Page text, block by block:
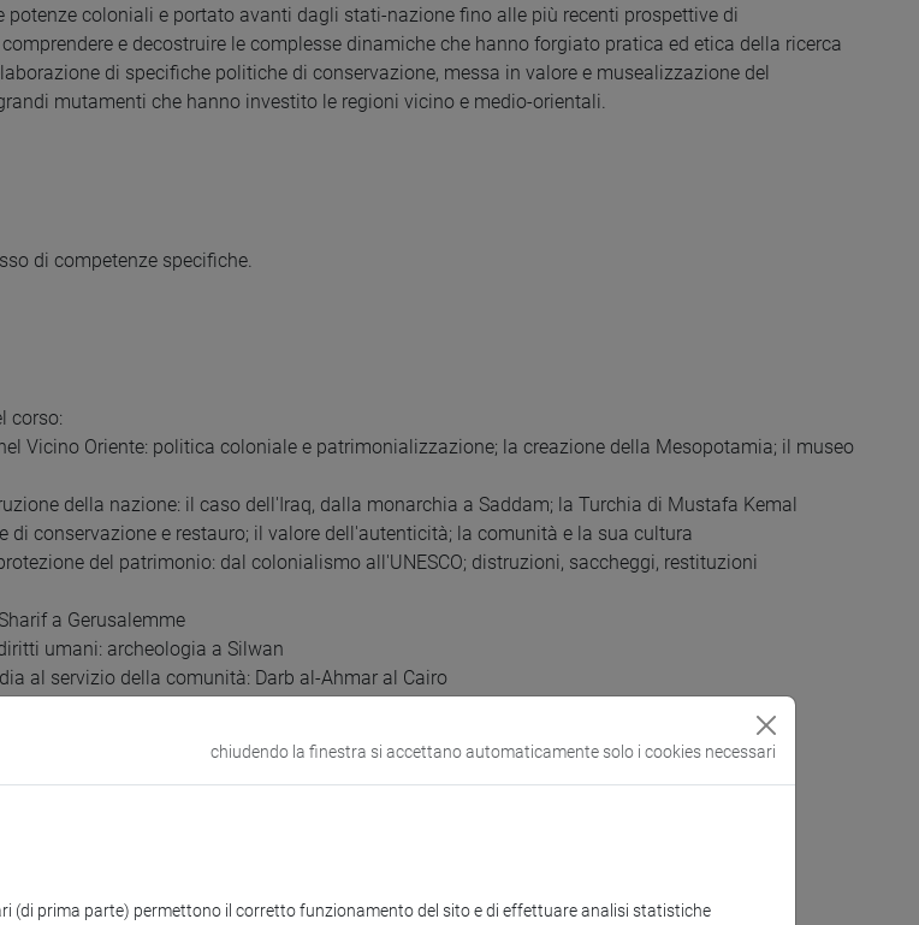
potenze coloniali e portato avanti dagli stati-nazione fino alle più recenti prospettive di
e decostruire le complesse dinamiche che hanno forgiato pratica ed etica della ricerca
di specifiche politiche di conservazione, messa in valore e musealizzazione del
mutamenti che hanno investito le regioni vicino e medio-orientali.
di competenze specifiche.
corso:
Vicino Oriente: politica coloniale e patrimonializzazione; la creazione della Mesopotamia; il museo
della nazione: il caso dell'Iraq, dalla monarchia a Saddam; la Turchia di Mustafa Kemal
di conservazione e restauro; il valore dell'autenticità; la comunità e la sua cultura
del patrimonio: dal colonialismo all'UNESCO; distruzioni, saccheggi, restituzioni
a Gerusalemme
umani: archeologia a Silwan
al servizio della comunità: Darb al-Ahmar al Cairo
chiudendo la finestra si accettano automaticamente solo i cookies necessari
(di prima parte) permettono il corretto funzionamento del sito e di effettuare analisi statistiche